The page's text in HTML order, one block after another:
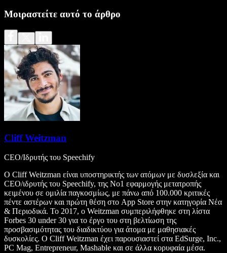
Μοιραστείτε αυτό το άρθρο
Cliff Weitzman
CEO/Ιδρυτής του Speechify
Ο Cliff Weitzman είναι υποστηρικτής των ατόμων με δυσλεξία και
CEO/ιδρυτής του Speechify, της Νο1 εφαρμογής μετατροπής
κειμένου σε ομιλία παγκοσμίως, με πάνω από 100.000 κριτικές
πέντε αστέρων και πρώτη θέση στο App Store στην κατηγορία Νέα
& Περιοδικά. Το 2017, ο Weitzman συμπεριλήφθηκε στη λίστα
Forbes 30 under 30 για το έργο του στη βελτίωση της
προσβασιμότητας του διαδικτύου για άτομα με μαθησιακές
δυσκολίες. Ο Cliff Weitzman έχει παρουσιαστεί στα EdSurge, Inc.,
PC Mag, Entrepreneur, Mashable και σε άλλα κορυφαία μέσα.